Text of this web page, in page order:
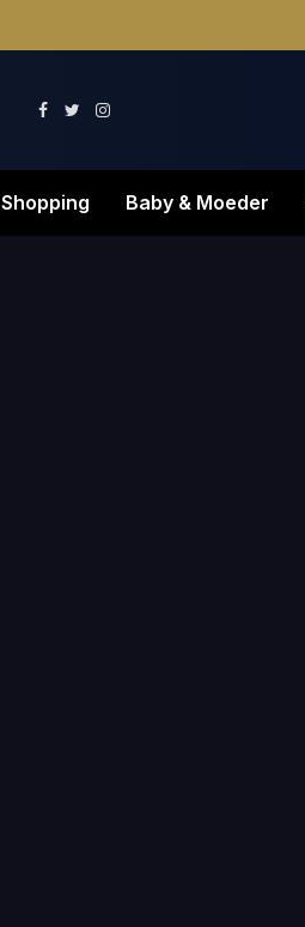
Facebook
TwitterInstagram
Shopping Baby & Moeder